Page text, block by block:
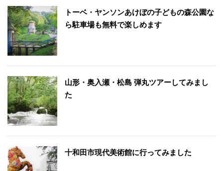
トーベ・ヤンソンあけぼの子どもの森公園な
ら駐車場も無料で楽しめます
山形・奥入瀬・松島 弾丸ツアーしてみまし
た
十和田市現代美術館に行ってみました